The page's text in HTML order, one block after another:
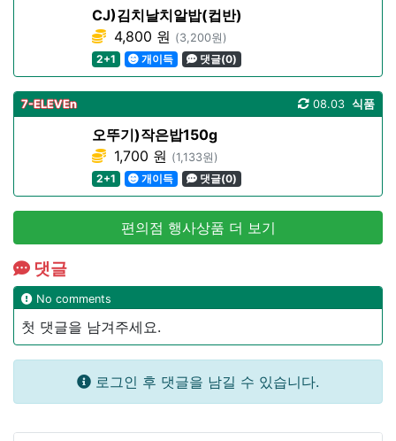
CJ)김치날치알밥(컵반)
4,800 원 (3,200원)
2+1
개이득 댓글(0)
7-ELEVEn 식품
08.03
오뚜기)작은밥150g
1,700 원 (1,133원)
2+1
개이득 댓글(0)
편의점 행사상품 더 보기
댓글
No comments
첫 댓글을 남겨주세요.
로그인 후 댓글을 남길 수 있습니다.